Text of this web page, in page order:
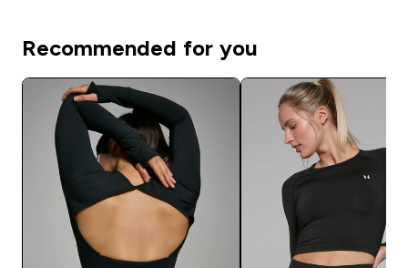
Recommended for you